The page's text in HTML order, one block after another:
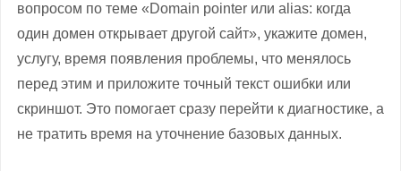
вопросом по теме «Domain pointer или alias: когда
один домен открывает другой сайт», укажите домен,
услугу, время появления проблемы, что менялось
перед этим и приложите точный текст ошибки или
скриншот. Это помогает сразу перейти к диагностике, а
не тратить время на уточнение базовых данных.